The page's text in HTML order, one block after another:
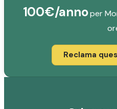
100€/annoper
Reclama